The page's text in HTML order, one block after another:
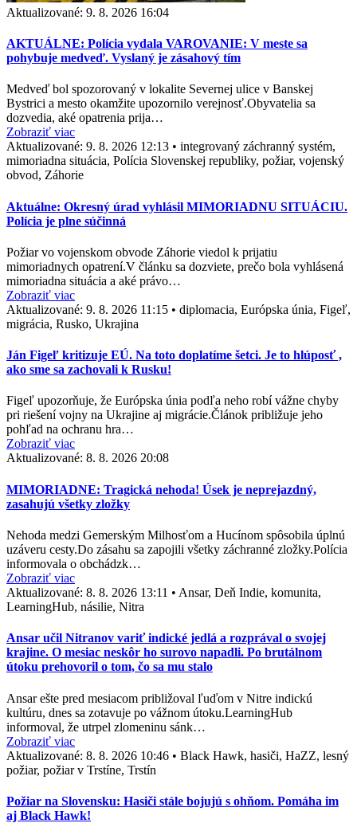
Aktualizované: 9. 8. 2026 16:04
AKTUÁLNE: Polícia vydala VAROVANIE: V meste sa
pohybuje medveď. Vyslaný je zásahový tím
Medveď bol spozorovaný v lokalite Severnej ulice v Banskej
Bystrici a mesto okamžite upozornilo verejnosť.Obyvatelia sa
dozvedia, aké opatrenia prija…
Zobraziť viac
Aktualizované: 9. 8. 2026 12:13 • integrovaný záchranný systém,
mimoriadna situácia, Polícia Slovenskej republiky, požiar, vojenský
obvod, Záhorie
Aktuálne: Okresný úrad vyhlásil MIMORIADNU SITUÁCIU.
Polícia je plne súčinná
Požiar vo vojenskom obvode Záhorie viedol k prijatiu
mimoriadnych opatrení.V článku sa dozviete, prečo bola vyhlásená
mimoriadna situácia a aké právo…
Zobraziť viac
Aktualizované: 9. 8. 2026 11:15 • diplomacia, Európska únia, Figeľ,
migrácia, Rusko, Ukrajina
Ján Figeľ kritizuje EÚ. Na toto doplatíme šetci. Je to hlúposť ,
ako sme sa zachovali k Rusku!
Figeľ upozorňuje, že Európska únia podľa neho robí vážne chyby
pri riešení vojny na Ukrajine aj migrácie.Článok približuje jeho
pohľad na ochranu hra…
Zobraziť viac
Aktualizované: 8. 8. 2026 20:08
MIMORIADNE: Tragická nehoda! Úsek je neprejazdný,
zasahujú všetky zložky
Nehoda medzi Gemerským Milhosťom a Hucínom spôsobila úplnú
uzáveru cesty.Do zásahu sa zapojili všetky záchranné zložky.Polícia
informovala o obchádzk…
Zobraziť viac
Aktualizované: 8. 8. 2026 13:11 • Ansar, Deň Indie, komunita,
LearningHub, násilie, Nitra
Ansar učil Nitranov variť indické jedlá a rozprával o svojej
krajine. O mesiac neskôr ho surovo napadli. Po brutálnom
útoku prehovoril o tom, čo sa mu stalo
Ansar ešte pred mesiacom približoval ľuďom v Nitre indickú
kultúru, dnes sa zotavuje po vážnom útoku.LearningHub
informoval, že utrpel zlomeninu sánk…
Zobraziť viac
Aktualizované: 8. 8. 2026 10:46 • Black Hawk, hasiči, HaZZ, lesný
požiar, požiar v Trstíne, Trstín
Požiar na Slovensku: Hasiči stále bojujú s ohňom. Pomáha im
aj Black Hawk!